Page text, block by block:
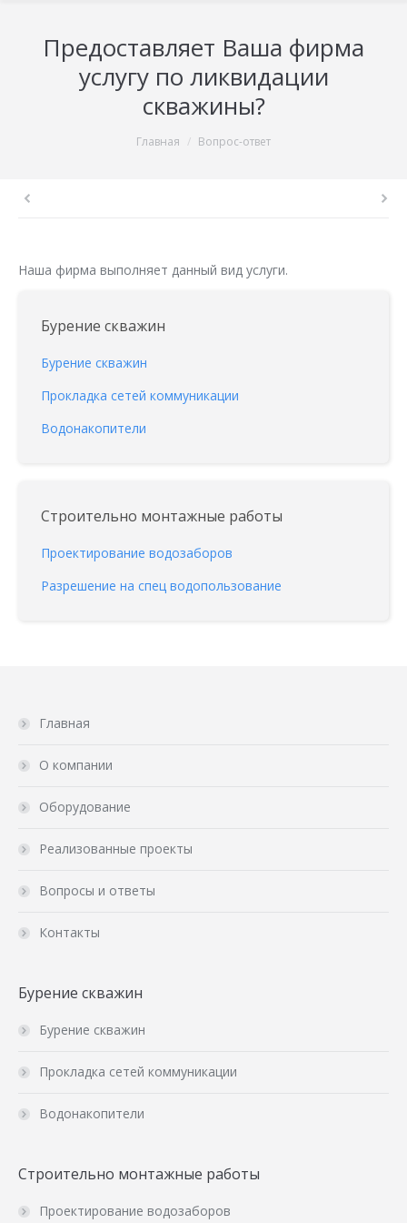
Предоставляет Ваша фирма
услугу по ликвидации
скважины?
Главная Вопрос-ответ
Наша фирма выполняет данный вид услуги.
Бурение скважин
Бурение скважин
Прокладка сетей коммуникации
Водонакопители
Строительно монтажные работы
Проектирование водозаборов
Разрешение на спец водопользование
Главная
О компании
Оборудование
Реализованные проекты
Вопросы и ответы
Контакты
Бурение скважин
Бурение скважин
Прокладка сетей коммуникации
Водонакопители
Строительно монтажные работы
Проектирование водозаборов